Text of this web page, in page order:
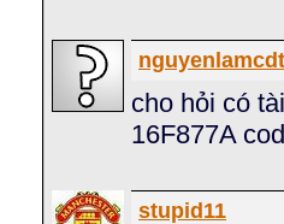
nguyenlamcdt
cho hỏi có
16F877A
stupid11